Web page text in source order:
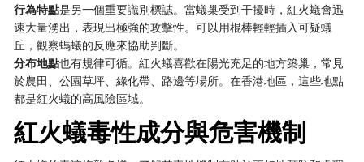
行為特點是另一個重要識別標誌。當蟻巢受到干擾時，紅火蟻會迅
速大量湧出，表現出極強的攻擊性。可以用棍棒輕輕插入可疑蟻
丘，觀察螞蟻的反應來協助判斷。
分布地點也有規律可循。紅火蟻喜歡在陽光充足的地方築巢，常見
於農田、公園草坪、綠化帶、路邊等場所。在香港地區，這些地點
都是紅火蟻的高風險區域。
紅火蟻毒性成分與危害機制